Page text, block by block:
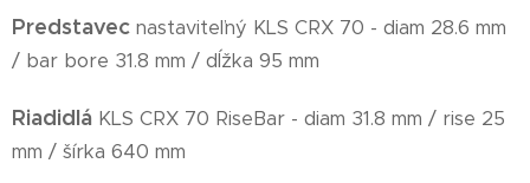
Predstavec nastaviteľný KLS CRX 70 - diam 28.6 mm
/ bar bore 31.8 mm / dĺžka 95 mm
Riadidlá KLS CRX 70 RiseBar - diam 31.8 mm / rise 25
mm / šírka 640 mm